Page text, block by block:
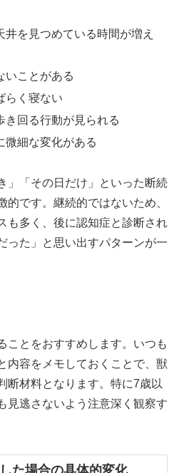
井を見つめている時間が増え
いことがある
らく寝ない
き回る行動が見られる
微細な変化がある
」「その日だけ」といった断続
的です。継続的ではないため、
も多く、後に認知症と診断され
った」と思い出すパターンが一
ことをおすすめします。いつも
内容をメモしておくことで、獣
断材料となります。特に7歳以
見逃さないよう注意深く観察す